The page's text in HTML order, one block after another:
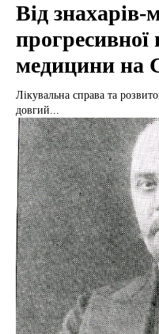
Від знахарів-
прогресивної
медицини на
Лікувальна справа та
довгий...